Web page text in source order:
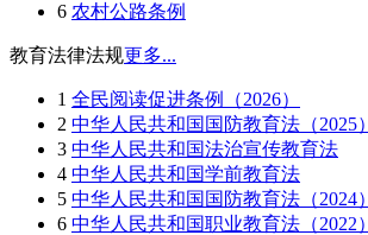
6 农村公路条例
教育法律法规更多...
1 全民阅读促进条例（2026）
2 中华人民共和国国防教育法（2025）
3 中华人民共和国法治宣传教育法
4 中华人民共和国学前教育法
5 中华人民共和国国防教育法（2024）
6 中华人民共和国职业教育法（2022）